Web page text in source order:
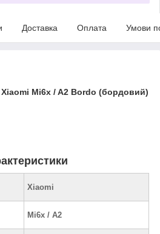
Доставка Оплата Умови
Mi6x / A2 Bordo (бордовий)
Xiaomi
Mi6x / A2